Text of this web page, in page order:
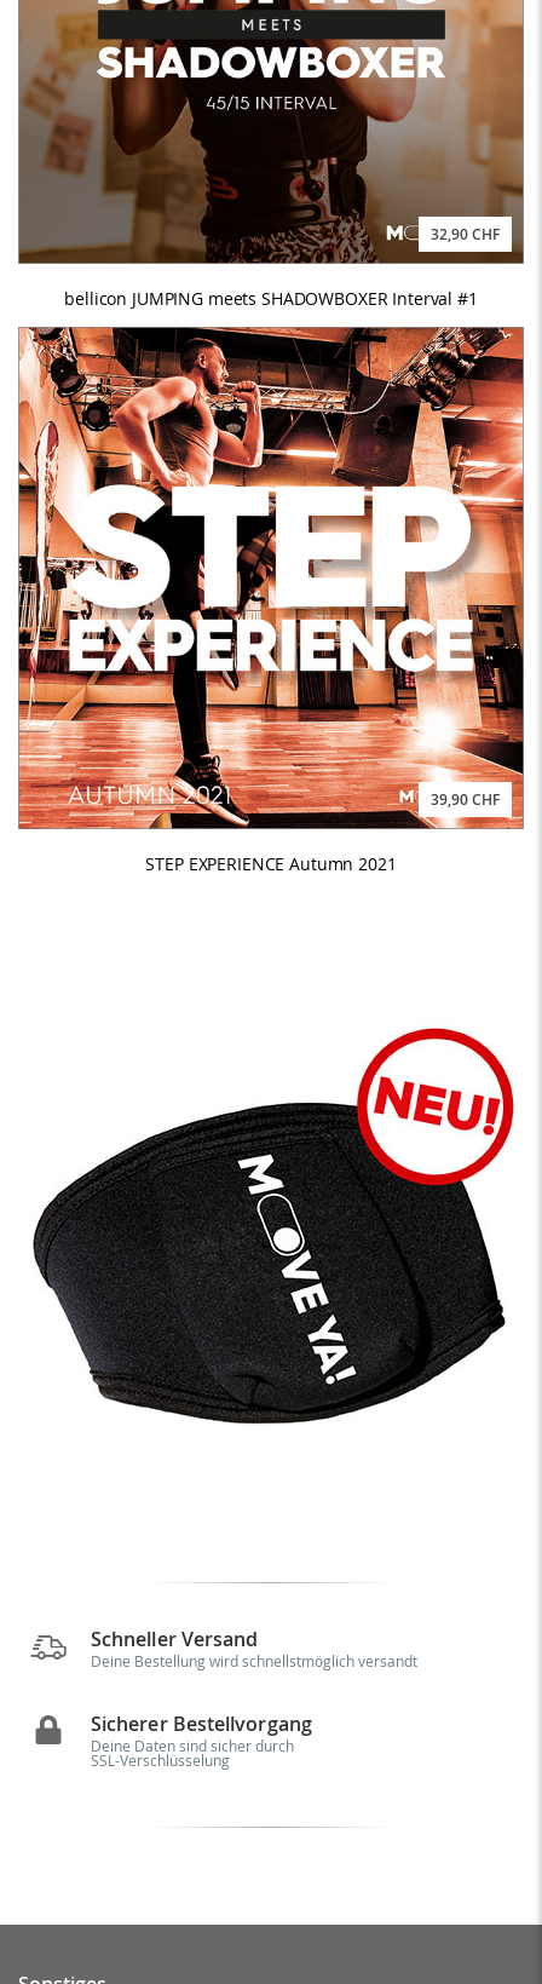
32,90 CHF
bellicon JUMPING meets SHADOWBOXER Interval #1
39,90 CHF
STEP EXPERIENCE Autumn 2021
Schneller Versand
Deine Bestellung wird schnellstmöglich versandt
Sicherer Bestellvorgang
Deine Daten sind sicher durch
SSL-Verschlüsselung